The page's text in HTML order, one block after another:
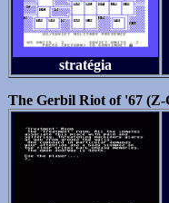
stratégia
The Gerbil Riot of '67 (Z-